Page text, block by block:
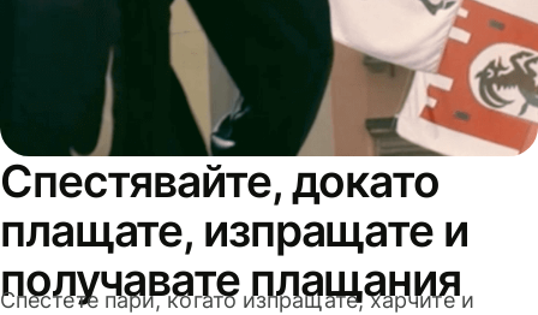
Спестявайте, докато
плащате, изпращате и
получавате плащания
Спестете пари, когато изпращате, харчите и